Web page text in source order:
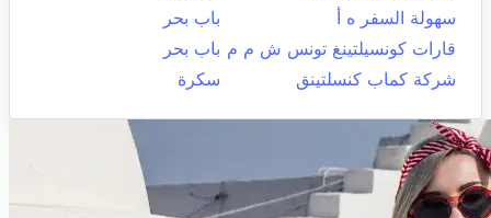
سهولة السفر ه أ
باب بحر
قارات كونسيلتينغ تونس ش م م باب بحر
شركة كماب كنسلتينق
سكرة